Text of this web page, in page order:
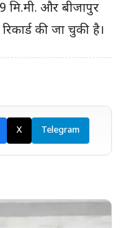
मि.मी. और बीजापुर
की जा चुकी है।
X Telegram